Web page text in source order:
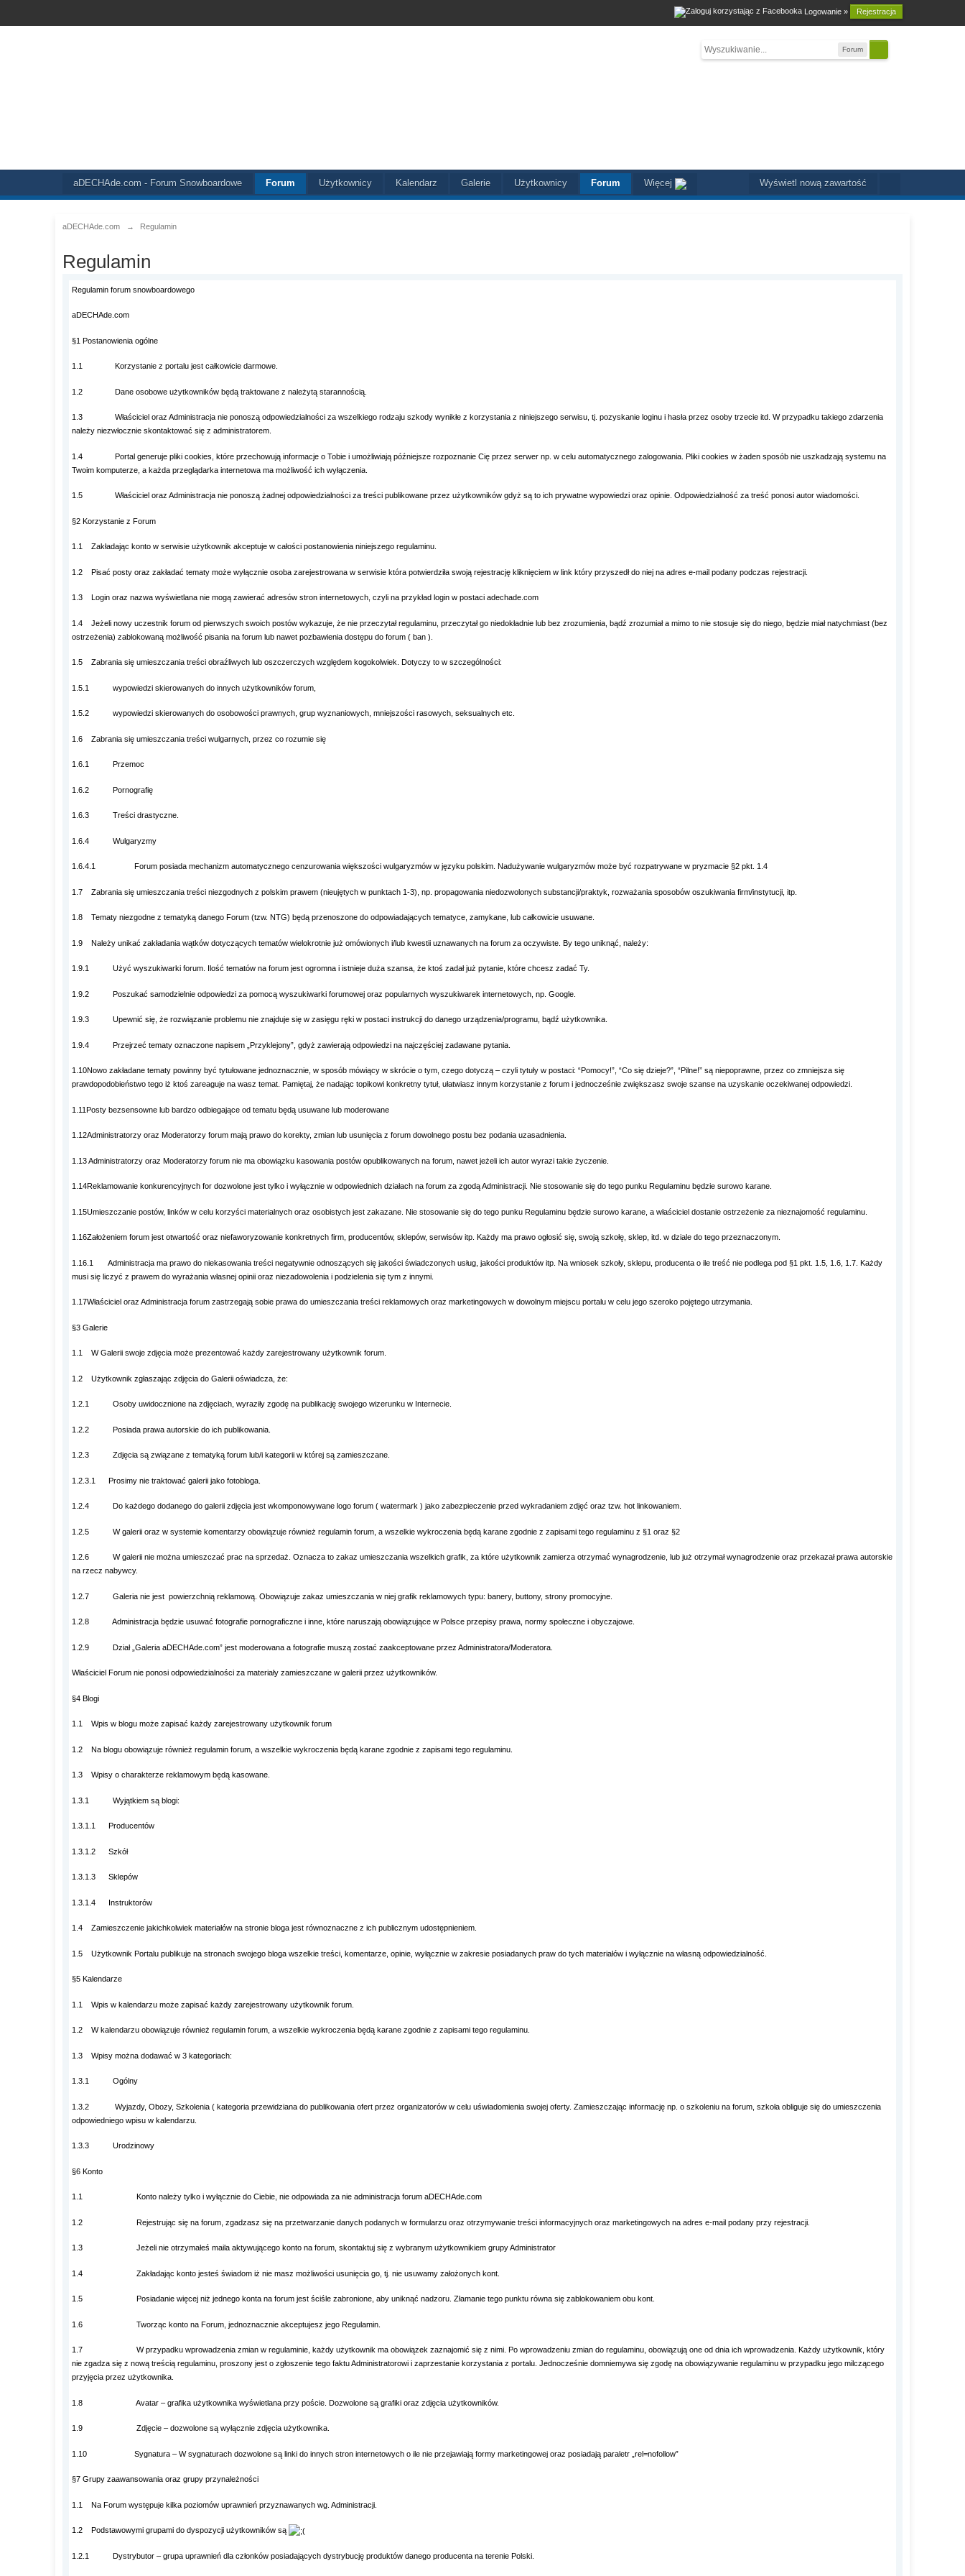
Logowanie » Rejestracja
Forum
Wyświetl nową zawartość
aDECHAde.com - Forum Snowboardowe Forum Użytkownicy Kalendarz Galerie Użytkownicy Forum Więcej
aDECHAde.com → Regulamin
Regulamin
Regulamin forum snowboardowego
aDECHAde.com
§1 Postanowienia ogólne
1.1 Korzystanie z portalu jest całkowicie darmowe.
1.2 Dane osobowe użytkowników będą traktowane z należytą starannością.
1.3 Właściciel oraz Administracja nie ponoszą odpowiedzialności za wszelkiego rodzaju szkody wynikłe z korzystania z niniejszego serwisu, tj. pozyskanie loginu i hasła przez osoby trzecie itd. W przypadku takiego zdarzenia
należy niezwłocznie skontaktować się z administratorem.
1.4 Portal generuje pliki cookies, które przechowują informacje o Tobie i umożliwiają późniejsze rozpoznanie Cię przez serwer np. w celu automatycznego zalogowania. Pliki cookies w żaden sposób nie uszkadzają systemu na
Twoim komputerze, a każda przeglądarka internetowa ma możliwość ich wyłączenia.
1.5 Właściciel oraz Administracja nie ponoszą żadnej odpowiedzialności za treści publikowane przez użytkowników gdyż są to ich prywatne wypowiedzi oraz opinie. Odpowiedzialność za treść ponosi autor wiadomości.
§2 Korzystanie z Forum
1.1 Zakładając konto w serwisie użytkownik akceptuje w całości postanowienia niniejszego regulaminu.
1.2 Pisać posty oraz zakładać tematy może wyłącznie osoba zarejestrowana w serwisie która potwierdziła swoją rejestrację kliknięciem w link który przyszedł do niej na adres e-mail podany podczas rejestracji.
1.3 Login oraz nazwa wyświetlana nie mogą zawierać adresów stron internetowych, czyli na przykład login w postaci adechade.com
1.4 Jeżeli nowy uczestnik forum od pierwszych swoich postów wykazuje, że nie przeczytał regulaminu, przeczytał go niedokładnie lub bez zrozumienia, bądź zrozumiał a mimo to nie stosuje się do niego, będzie miał natychmiast (bez
ostrzeżenia) zablokowaną możliwość pisania na forum lub nawet pozbawienia dostępu do forum ( ban ).
1.5 Zabrania się umieszczania treści obraźliwych lub oszczerczych względem kogokolwiek. Dotyczy to w szczególności:
1.5.1 wypowiedzi skierowanych do innych użytkowników forum,
1.5.2 wypowiedzi skierowanych do osobowości prawnych, grup wyznaniowych, mniejszości rasowych, seksualnych etc.
1.6 Zabrania się umieszczania treści wulgarnych, przez co rozumie się
1.6.1 Przemoc
1.6.2 Pornografię
1.6.3 Treści drastyczne.
1.6.4 Wulgaryzmy
1.6.4.1 Forum posiada mechanizm automatycznego cenzurowania większości wulgaryzmów w języku polskim. Nadużywanie wulgaryzmów może być rozpatrywane w pryzmacie §2 pkt. 1.4
1.7 Zabrania się umieszczania treści niezgodnych z polskim prawem (nieujętych w punktach 1-3), np. propagowania niedozwolonych substancji/praktyk, rozważania sposobów oszukiwania firm/instytucji, itp.
1.8 Tematy niezgodne z tematyką danego Forum (tzw. NTG) będą przenoszone do odpowiadających tematyce, zamykane, lub całkowicie usuwane.
1.9 Należy unikać zakładania wątków dotyczących tematów wielokrotnie już omówionych i/lub kwestii uznawanych na forum za oczywiste. By tego uniknąć, należy:
1.9.1 Użyć wyszukiwarki forum. Ilość tematów na forum jest ogromna i istnieje duża szansa, że ktoś zadał już pytanie, które chcesz zadać Ty.
1.9.2 Poszukać samodzielnie odpowiedzi za pomocą wyszukiwarki forumowej oraz popularnych wyszukiwarek internetowych, np.Google
1.9.3 Upewnić się, że rozwiązanie problemu nie znajduje się w zasięgu ręki w postaci instrukcji do danego urządzenia/programu, bądź użytkownika.
1.9.4 Przejrzeć tematy oznaczone napisem „Przyklejony”, gdyż zawierają odpowiedzi na najczęściej zadawane pytania.
1.10Nowo zakładane tematy powinny być tytułowane jednoznacznie, w sposób mówiący w skrócie o tym, czego dotyczą – czyli tytuły w postaci: “Pomocy!”, “Co się dzieje?”, “Pilne!” są niepoprawne, przez co zmniejsza się
prawdopodobieństwo tego iż ktoś zareaguje na wasz temat. Pamiętaj, że nadając topikowi konkretny tytuł, ułatwiasz innym korzystanie z forum i jednocześnie zwiększasz swoje szanse na uzyskanie oczekiwanej odpowiedzi.
1.11Posty bezsensowne lub bardzo odbiegające od tematu będą usuwane lub moderowane
1.12Administratorzy oraz Moderatorzy forum mają prawo do korekty, zmian lub usunięcia z forum dowolnego postu bez podania uzasadnienia.
1.13 Administratorzy oraz Moderatorzy forum nie ma obowiązku kasowania postów opublikowanych na forum, nawet jeżeli ich autor wyrazi takie życzenie.
1.14Reklamowanie konkurencyjnych for dozwolone jest tylko i wyłącznie w odpowiednich działach na forum za zgodą Administracji. Nie stosowanie się do tego punku Regulaminu będzie surowo karane.
1.15Umieszczanie postów, linków w celu korzyści materialnych oraz osobistych jest zakazane. Nie stosowanie się do tego punku Regulaminu będzie surowo karane, a właściciel dostanie ostrzeżenie za nieznajomość regulaminu.
1.16Założeniem forum jest otwartość oraz niefaworyzowanie konkretnych firm, producentów, sklepów, serwisów itp. Każdy ma prawo ogłosić się, swoją szkołę, sklep, itd. w dziale do tego przeznaczonym.
1.16.1 Administracja ma prawo do niekasowania treści negatywnie odnoszących się jakości świadczonych usług, jakości produktów itp. Na wniosek szkoły, sklepu, producenta o ile treść nie podlega pod §1 pkt. 1.5, 1.6, 1.7. Każdy
musi się liczyć z prawem do wyrażania własnej opinii oraz niezadowolenia i podzielenia się tym z innymi.
1.17Właściciel oraz Administracja forum zastrzegają sobie prawa do umieszczania treści reklamowych oraz marketingowych w dowolnym miejscu portalu w celu jego szeroko pojętego utrzymania.
§3 Galerie
1.1 W Galerii swoje zdjęcia może prezentować każdy zarejestrowany użytkownik forum.
1.2 Użytkownik zgłaszając zdjęcia do Galerii oświadcza, że:
1.2.1 Osoby uwidocznione na zdjęciach, wyraziły zgodę na publikację swojego wizerunku w Internecie.
1.2.2 Posiada prawa autorskie do ich publikowania.
1.2.3 Zdjęcia są związane z tematyką forum lub/i kategorii w której są zamieszczane.
1.2.3.1 Prosimy nie traktować galerii jako fotobloga.
1.2.4 Do każdego dodanego do galerii zdjęcia jest wkomponowywane logo forum ( watermark ) jako zabezpieczenie przed wykradaniem zdjęć oraz tzw. hot linkowaniem.
1.2.5 W galerii oraz w systemie komentarzy obowiązuje również regulamin forum, a wszelkie wykroczenia będą karane zgodnie z zapisami tego regulaminu z §1 oraz §2
1.2.6 W galerii nie można umieszczać prac na sprzedaż. Oznacza to zakaz umieszczania wszelkich grafik, za które użytkownik zamierza otrzymać wynagrodzenie, lub już otrzymał wynagrodzenie oraz przekazał prawa autorskie
na rzecz nabywcy.
1.2.7 Galeria nie jest powierzchnią reklamową. Obowiązuje zakaz umieszczania w niej grafik reklamowych typu: banery, buttony, strony promocyjne.
1.2.8 Administracja będzie usuwać fotografie pornograficzne i inne, które naruszają obowiązujące w Polsce przepisy prawa, normy społeczne i obyczajowe.
1.2.9 Dział „Galeria aDECHAde.com” jest moderowana a fotografie muszą zostać zaakceptowane przez Administratora/Moderatora.
Właściciel Forum nie ponosi odpowiedzialności za materiały zamieszczane w galerii przez użytkowników.
§4 Blogi
1.1 Wpis w blogu może zapisać każdy zarejestrowany użytkownik forum
1.2 Na blogu obowiązuje również regulamin forum, a wszelkie wykroczenia będą karane zgodnie z zapisami tego regulaminu.
1.3 Wpisy o charakterze reklamowym będą kasowane.
1.3.1 Wyjątkiem są blogi:
1.3.1.1 Producentów
1.3.1.2 Szkół
1.3.1.3 Sklepów
1.3.1.4 Instruktorów
1.4 Zamieszczenie jakichkolwiek materiałów na stronie bloga jest równoznaczne z ich publicznym udostępnieniem.
1.5 Użytkownik Portalu publikuje na stronach swojego bloga wszelkie treści, komentarze, opinie, wyłącznie w zakresie posiadanych praw do tych materiałów i wyłącznie na własną odpowiedzialność.
§5 Kalendarze
1.1 Wpis w kalendarzu może zapisać każdy zarejestrowany użytkownik forum.
1.2 W kalendarzu obowiązuje również regulamin forum, a wszelkie wykroczenia będą karane zgodnie z zapisami tego regulaminu.
1.3 Wpisy można dodawać w 3 kategoriach:
1.3.1 Ogólny
1.3.2 Wyjazdy, Obozy, Szkolenia ( kategoria przewidziana do publikowania ofert przez organizatorów w celu uświadomienia swojej oferty. Zamieszczając informację np. o szkoleniu na forum, szkoła obliguje się do umieszczenia
odpowiedniego wpisu w kalendarzu.
1.3.3 Urodzinowy
§6 Konto
1.1 Konto należy tylko i wyłącznie do Ciebie, nie odpowiada za nie administracja forum aDECHAde.com
1.2 Rejestrując się na forum, zgadzasz się na przetwarzanie danych podanych w formularzu oraz otrzymywanie treści informacyjnych oraz marketingowych na adres e-mail podany przy rejestracji.
1.3 Jeżeli nie otrzymałeś maila aktywującego konto na forum, skontaktuj się z wybranym użytkownikiem grupy Administrator
1.4 Zakładając konto jesteś świadom iż nie masz możliwości usunięcia go, tj. nie usuwamy założonych kont.
1.5 Posiadanie więcej niż jednego konta na forum jest ściśle zabronione, aby uniknąć nadzoru. Złamanie tego punktu równa się zablokowaniem obu kont.
1.6 Tworząc konto na Forum, jednoznacznie akceptujesz jego Regulamin.
1.7 W przypadku wprowadzenia zmian w regulaminie, każdy użytkownik ma obowiązek zaznajomić się z nimi. Po wprowadzeniu zmian do regulaminu, obowiązują one od dnia ich wprowadzenia. Każdy użytkownik, który
nie zgadza się z nową treścią regulaminu, proszony jest o zgłoszenie tego faktu Administratorowi i zaprzestanie korzystania z portalu. Jednocześnie domniemywa się zgodę na obowiązywanie regulaminu w przypadku jego milczącego
przyjęcia przez użytkownika.
1.8 Avatar – grafika użytkownika wyświetlana przy poście. Dozwolone są grafiki oraz zdjęcia użytkowników.
1.9 Zdjęcie – dozwolone są wyłącznie zdjęcia użytkownika.
1.10 Sygnatura – W sygnaturach dozwolone są linki do innych stron internetowych o ile nie przejawiają formy marketingowej oraz posiadają paraletr „rel=nofollow”
§7 Grupy zaawansowania oraz grupy przynależności
1.1 Na Forum występuje kilka poziomów uprawnień przyznawanych wg. Administracji.
1.2 Podstawowymi grupami do dyspozycji użytkowników są
1.2.1 Dystrybutor – grupa uprawnień dla członków posiadających dystrybucję produktów danego producenta na terenie Polski.